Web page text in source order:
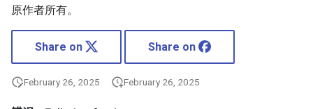
原作者所有。
Share on Share on
February 26, 2025 February 26, 2025